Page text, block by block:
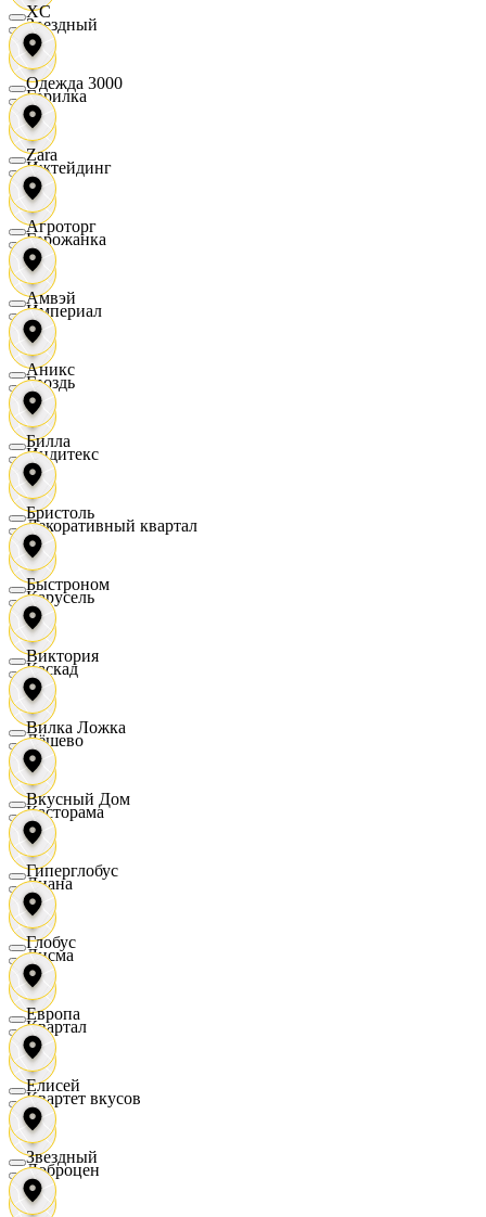
Звездный
Горилка
Ижтейдинг
Горожанка
Империал
Гроздь
Индитекс
Декоративный квартал
Карусель
Каскад
Дёшево
Касторама
Диана
Дисма
Квартал
Квартет вкусов
Доброцен
XC
Одежда 3000
Zara
Агроторг
Амвэй
Аникс
Билла
Бристоль
Быстроном
Виктория
Вилка Ложка
Вкусный Дом
Гиперглобус
Глобус
Европа
Елисей
Звездный